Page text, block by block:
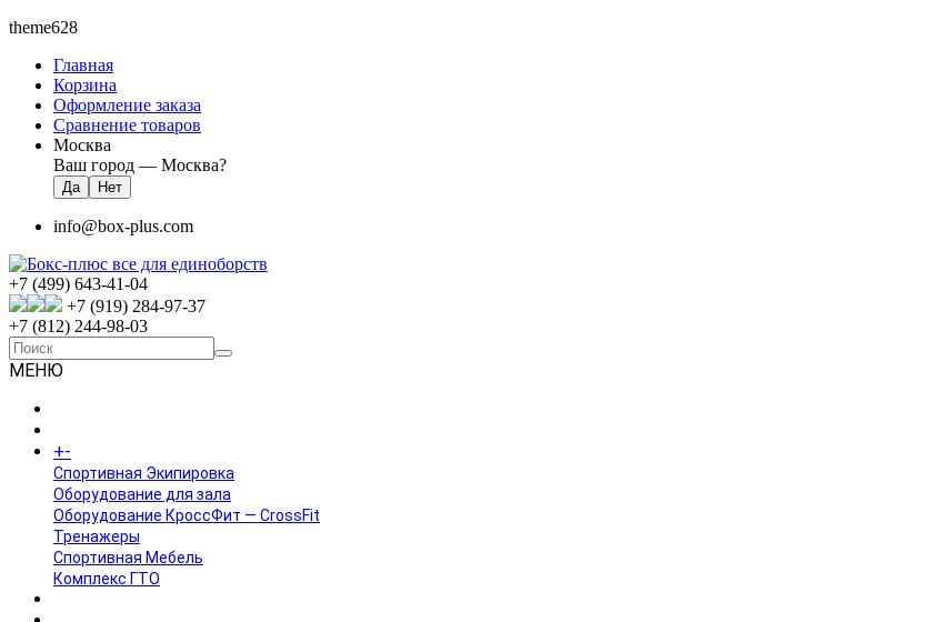
theme628
Главная
Корзина
Оформление заказа
Сравнение товаров
Москва
Ваш город — Москва?
info@box-plus.com
+7 (499) 643-41-04
+7 (919) 284-97-37
+7 (812) 244-98-03
МЕНЮ
+-
Спортивная Экипировка
Оборудование для зала
Оборудование КроссФит — CrossFit
Тренажеры
Спортивная Мебель
Комплекс ГТО